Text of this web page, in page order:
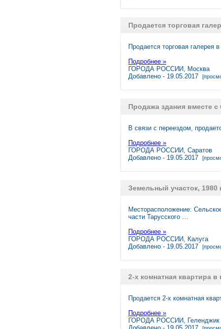
Продается торговая
Продается торговая
Подробнее »
ГОРОДА РОССИИ, Москва
Добавлено - 19.05.2017
Продажа здания вместе с
В связи с переездом,
Подробнее »
ГОРОДА РОССИИ, Саратов
Добавлено - 19.05.2017
Земельный участок, 1980
Месторасположение:
части Тарусского …
Подробнее »
ГОРОДА РОССИИ, Калуга
Добавлено - 19.05.2017
2-х комнатная квартира
Продается 2-х комнатная
Подробнее »
ГОРОДА РОССИИ, Геленджик